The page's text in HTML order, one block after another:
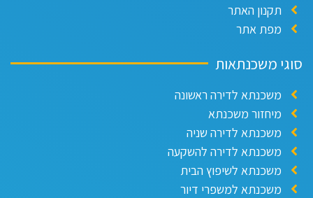
תקנון האתר
מפת אתר
סוגי משכנתאות
משכנתא לדירה ראשונה
מיחזור משכנתא
משכנתא לדירה שניה
משכנתא לדירה להשקעה
משכנתא לשיפוץ הבית
משכנתא למשפרי דיור